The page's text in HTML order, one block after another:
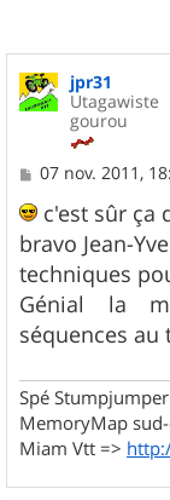
jpr31
Utagawiste
gourou
M
s
a
g
e
07 nov. 2011,
c'est sûr ça
bravo Jean-
techniques
Génial la
séquences au
Spé
MemoryMap
Miam Vtt =>